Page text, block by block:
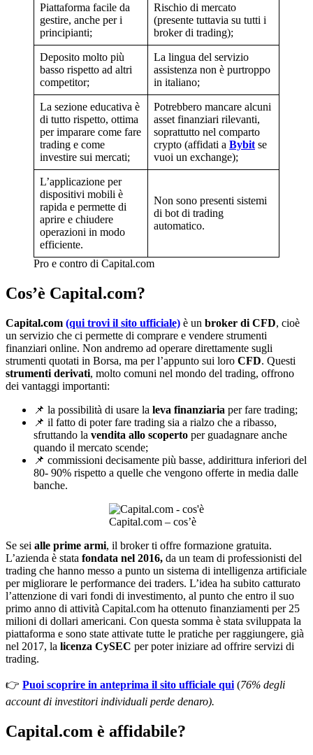
Piattaforma facile da
gestire, anche per i
principianti;
Rischio di mercato
(presente tuttavia su tutti i
broker di trading);
Deposito molto più
basso rispetto ad altri
competitor;
La lingua del servizio
assistenza non è purtroppo
in italiano;
La sezione educativa è
di tutto rispetto, ottima
per imparare come fare
trading e come
investire sui mercati;
Potrebbero mancare alcuni
asset finanziari rilevanti,
soprattutto nel comparto
crypto (affidati a Bybit se
vuoi un exchange);
L’applicazione per
dispositivi mobili è
rapida e permette di
aprire e chiudere
operazioni in modo
efficiente.
Non sono presenti sistemi
di bot di trading
automatico.
Pro e contro di Capital.com
Cos’è Capital.com?
Capital.com (qui trovi il sito ufficiale) è un broker di CFD, cioè
un servizio che ci permette di comprare e vendere strumenti
finanziari online. Non andremo ad operare direttamente sugli
strumenti quotati in Borsa, ma per l’appunto sui loro CFD. Questi
strumenti derivati, molto comuni nel mondo del trading, offrono
dei vantaggi importanti:
📌 la possibilità di usare la leva finanziaria per fare trading;
📌 il fatto di poter fare trading sia a rialzo che a ribasso,
sfruttando la vendita allo scoperto per guadagnare anche
quando il mercato scende;
📌 commissioni decisamente più basse, addirittura inferiori del
80- 90% rispetto a quelle che vengono offerte in media dalle
banche.
Capital.com – cos’è
Se sei alle prime armi, il broker ti offre formazione gratuita.
L’azienda è stata fondata nel 2016, da un team di professionisti del
trading che hanno messo a punto un sistema di intelligenza artificiale
per migliorare le performance dei traders. L’idea ha subito catturato
l’attenzione di vari fondi di investimento, al punto che entro il suo
primo anno di attività Capital.com ha ottenuto finanziamenti per 25
milioni di dollari americani. Con questa somma è stata sviluppata la
piattaforma e sono state attivate tutte le pratiche per raggiungere, già
nel 2017, la licenza CySEC per poter iniziare ad offrire servizi di
trading.
👉 Puoi scoprire in anteprima il sito ufficiale qui (76% degli
account di investitori individuali perde denaro).
Capital.com è affidabile?